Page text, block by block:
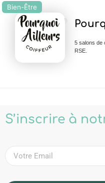
Bien-Être
5 salons de
RSE.
S’inscrire à